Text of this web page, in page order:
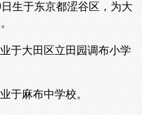
生于东京都涩谷区，为大
于大田区立田园调布小学
于麻布中学校。